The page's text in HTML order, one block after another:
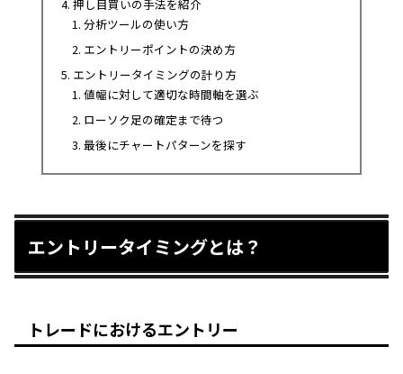
押し目買いの手法を紹介
分析ツールの使い方
エントリーポイントの決め方
エントリータイミングの計り方
値幅に対して適切な時間軸を選ぶ
ローソク足の確定まで待つ
最後にチャートパターンを探す
エントリータイミングとは？
トレードにおけるエントリー